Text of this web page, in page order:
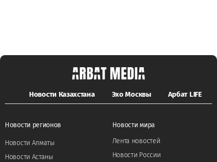
Новости Казахстана Эхо Москвы Арбат LIFE
Новости регионов
Новости Алматы
Новости Астаны
Новости мира
Лента новостей
Новости России